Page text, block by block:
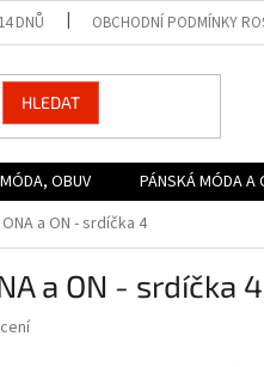
DNŮ OBCHODNÍ PODMÍNKY
HLEDAT
OBUV PÁNSKÁ MÓDA A
a ON - srdíčka 4
a ON - srdíčka 4